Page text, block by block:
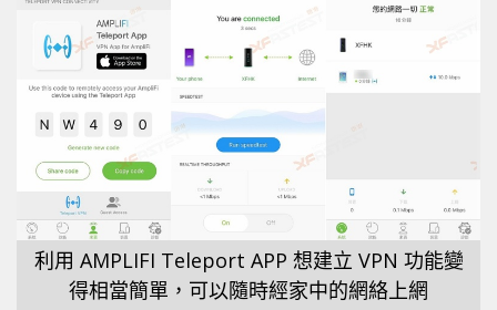
利用 AMPLIFI Teleport APP 想建立 VPN 功能變
得相當簡單，可以隨時經家中的網絡上網